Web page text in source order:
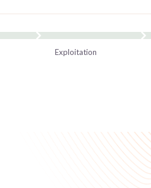
Exploitation